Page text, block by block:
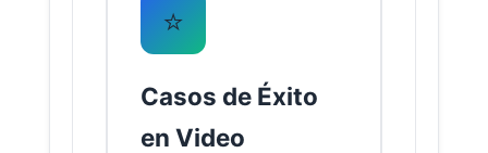
⭐
Casos de Éxito
en Video